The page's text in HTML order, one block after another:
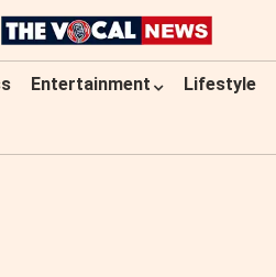
Entertainment Lifestyle